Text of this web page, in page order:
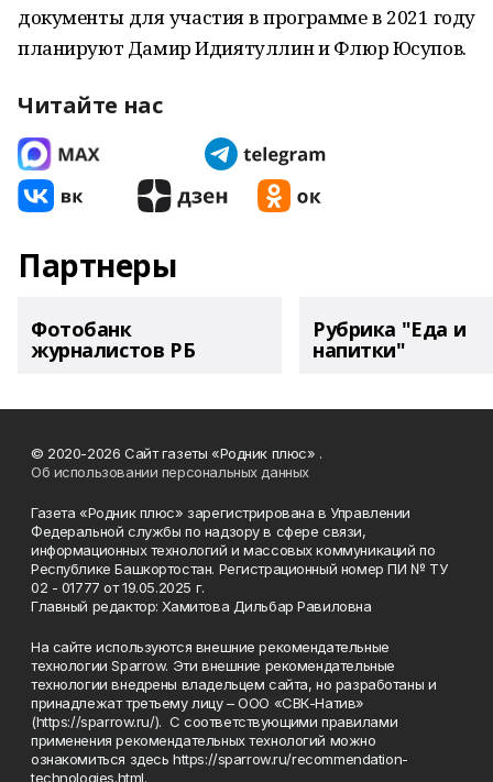
документы для участия в программе в 2021 году
планируют Дамир Идиятуллин и Флюр Юсупов.
Читайте нас
Партнеры
Фотобанк
журналистов РБ
Рубрика "Еда и
напитки"
© 2020-2026 Сайт газеты «Родник плюс» .
Об использовании персональных данных
Газета «Родник плюс» зарегистрирована в Управлении
Федеральной службы по надзору в сфере связи,
информационных технологий и массовых коммуникаций по
Республике Башкортостан. Регистрационный номер ПИ № ТУ
02 - 01777 от 19.05.2025 г.
Главный редактор: Хамитова Дильбар Равиловна
На сайте используются внешние рекомендательные
технологии Sparrow. Эти внешние рекомендательные
технологии внедрены владельцем сайта, но разработаны и
принадлежат третьему лицу – ООО «СВК-Натив»
(https://sparrow.ru/). С соответствующими правилами
применения рекомендательных технологий можно
ознакомиться здесь https://sparrow.ru/recommendation-
technologies.html.